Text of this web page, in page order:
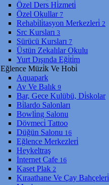
Özel Ders Hi̇zmeti̇
Özel Okullar 7
Rehabi̇li̇tasyon Merkezleri̇ 2
Src Kursları 3
Sürücü Kursları 7
Üstün Zekalılar Okulu
Yurt Dışında Eği̇ti̇m
Eğlence Müzi̇k Ve Hobi̇
Aquapark
Av Ve Balık 9
Bar, Gece Kulübü, Di̇skolar
Bi̇lardo Salonları
Bowli̇ng Salonu
Dövmeci̇ Tattoo
Düğün Salonu 16
Eğlence Merkezleri̇
Heykeltraş
İnternet Cafe 16
Kaset Plak 2
Kıraathane Ve Çay Bahçeleri̇